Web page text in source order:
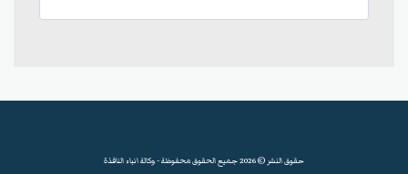
حقوق النشر © 2026 جميع الحقوق محفوظة - وكالة انباء النافذة